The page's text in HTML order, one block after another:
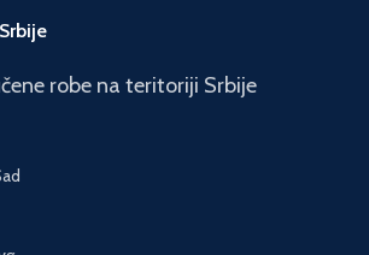
robe na teritoriji Srbije